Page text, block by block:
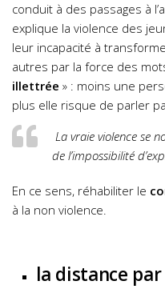
conduit à des passages à
explique la violence des
leur incapacité à
autres par la force des
illettrée » : moins une
plus elle risque de parler
La vraie violence se
de l’impossibilité
En ce sens, réhabiliter le
à la non violence.
la distance